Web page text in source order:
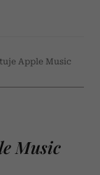
Apple Music
Music